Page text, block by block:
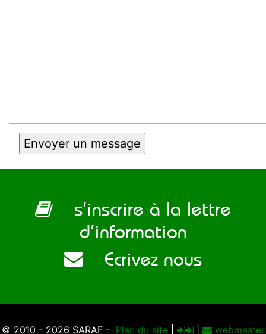
s’inscrire à la lettre
d’information
Ecrivez nous
© 2010 - 2026 SARAF - Plan du site|
webmaster